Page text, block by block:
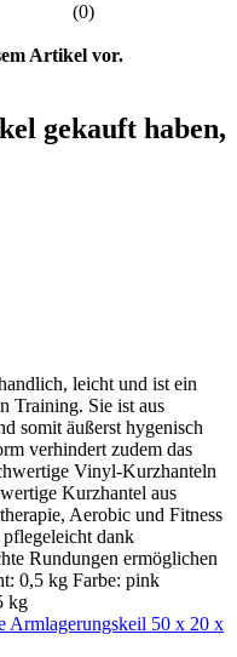
(0)
Artikel vor.
gekauft haben,
leicht und ist ein
Training. Sie ist aus
somit äußerst hygenisch
verhindert zudem das
Vinyl-Kurzhanteln
Kurzhantel aus
Aerobic und Fitness
dank
Rundungen ermöglichen
0,5 kg Farbe: pink
kg